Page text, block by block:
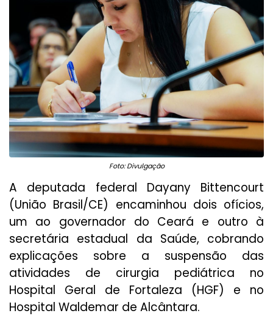
Foto: Divulgação
A deputada federal Dayany Bittencourt
(União Brasil/CE) encaminhou dois ofícios,
um ao governador do Ceará e outro à
secretária estadual da Saúde, cobrando
explicações sobre a suspensão das
atividades de cirurgia pediátrica no
Hospital Geral de Fortaleza (HGF) e no
Hospital Waldemar de Alcântara.